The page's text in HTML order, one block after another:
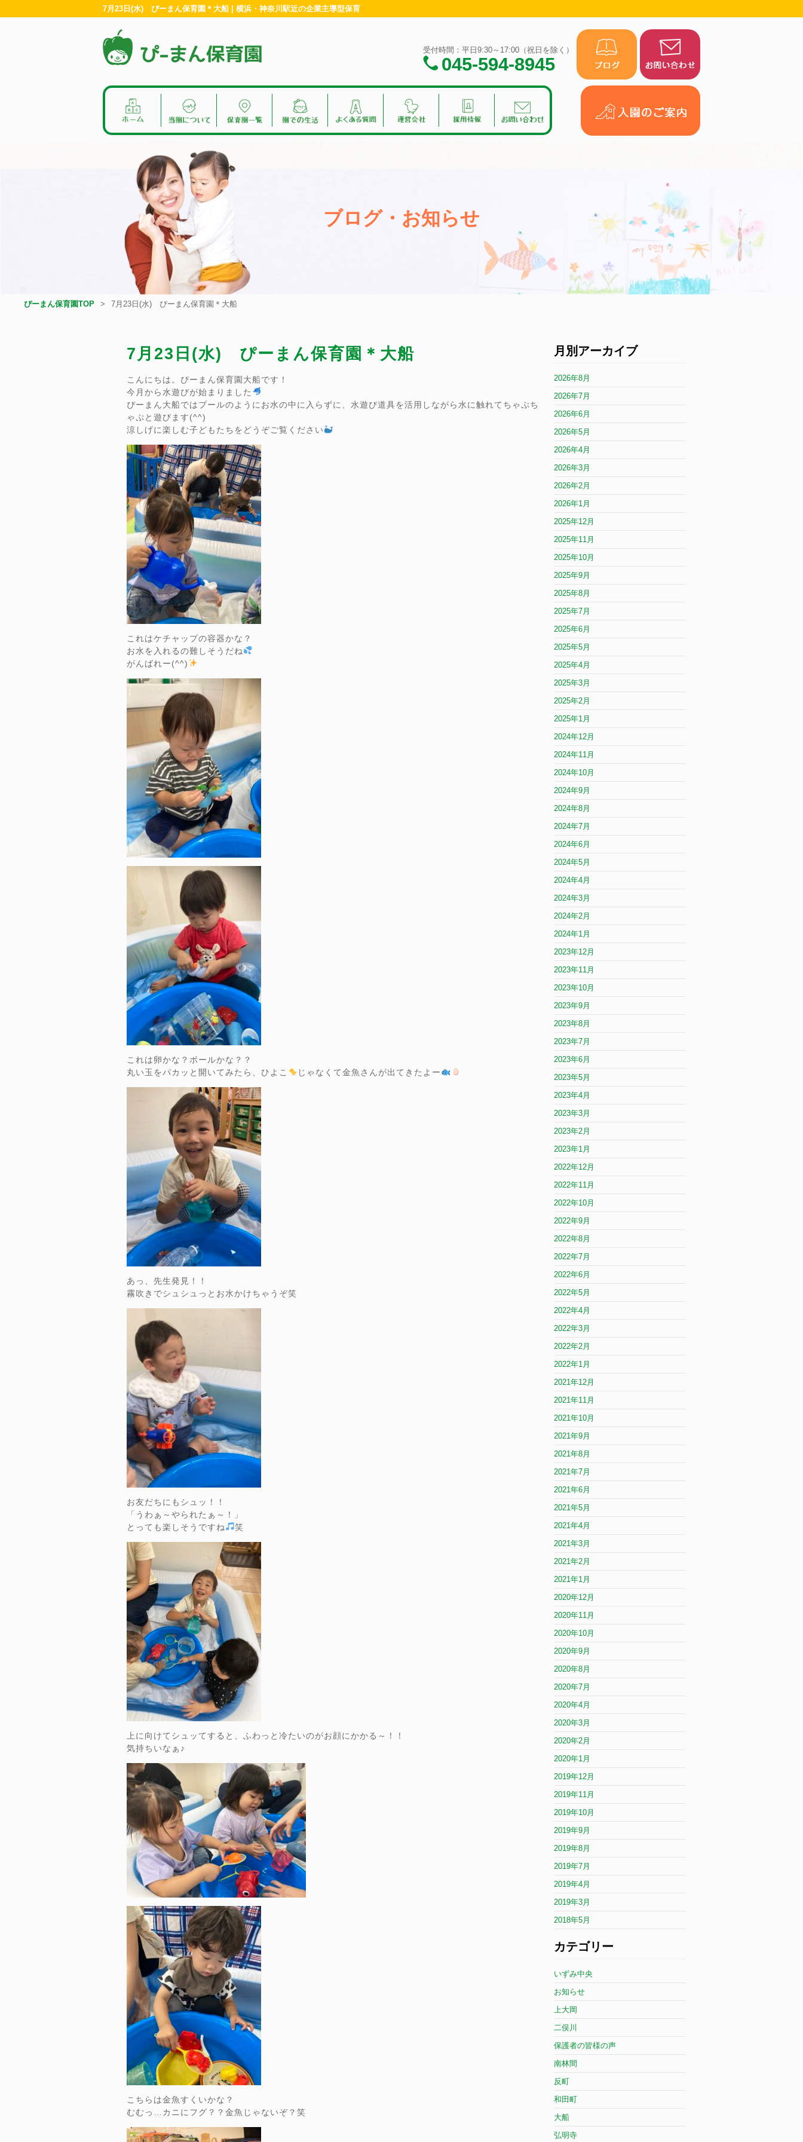
7月23日(水) ぴーまん保育園＊大船 | 横浜・神奈川駅近の企業主導型保育
受付時間：平日9:30～17:00（祝日を除く）
045-594-8945
ブログ・お知らせ
ぴーまん保育園TOP 7月23日(水) ぴーまん保育園＊大船
7月23日(水) ぴーまん保育園＊大船
こんにちは。ぴーまん保育園大船です！
今月から水遊びが始まりました
ぴーまん大船ではプールのようにお水の中に入らずに、水遊び道具を活用しながら水に触れてちゃぷち
ゃぷと遊びます(^^)
涼しげに楽しむ子どもたちをどうぞご覧ください
これはケチャップの容器かな？
お水を入れるの難しそうだね
がんばれー(^^)
これは卵かな？ボールかな？？
丸い玉をパカッと開いてみたら、ひよこ
じゃなくて金魚さんが出てきたよー
あっ、先生発見！！
霧吹きでシュシュっとお水かけちゃうぞ笑
お友だちにもシュッ！！
「うわぁ～やられたぁ～！」
とっても楽しそうですね
笑
上に向けてシュッてすると、ふわっと冷たいのがお顔にかかる～！！
気持ちいなぁ♪
こちらは金魚すくいかな？
むむっ…カニにフグ？？金魚じゃないぞ？笑
月別アーカイブ
2026年8月
2026年7月
2026年6月
2026年5月
2026年4月
2026年3月
2026年2月
2026年1月
2025年12月
2025年11月
2025年10月
2025年9月
2025年8月
2025年7月
2025年6月
2025年5月
2025年4月
2025年3月
2025年2月
2025年1月
2024年12月
2024年11月
2024年10月
2024年9月
2024年8月
2024年7月
2024年6月
2024年5月
2024年4月
2024年3月
2024年2月
2024年1月
2023年12月
2023年11月
2023年10月
2023年9月
2023年8月
2023年7月
2023年6月
2023年5月
2023年4月
2023年3月
2023年2月
2023年1月
2022年12月
2022年11月
2022年10月
2022年9月
2022年8月
2022年7月
2022年6月
2022年5月
2022年4月
2022年3月
2022年2月
2022年1月
2021年12月
2021年11月
2021年10月
2021年9月
2021年8月
2021年7月
2021年6月
2021年5月
2021年4月
2021年3月
2021年2月
2021年1月
2020年12月
2020年11月
2020年10月
2020年9月
2020年8月
2020年7月
2020年4月
2020年3月
2020年2月
2020年1月
2019年12月
2019年11月
2019年10月
2019年9月
2019年8月
2019年7月
2019年4月
2019年3月
2018年5月
カテゴリー
いずみ中央
お知らせ
上大岡
二俣川
保護者の皆様の声
南林間
反町
和田町
大船
弘明寺